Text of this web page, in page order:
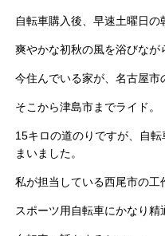
自転車購入後、早速土曜日の
爽やかな初秋の風を浴びなが
今住んでいる家が、名古屋市
そこから津島市までライド。
15キロの道のりですが、自
まいました。
私が担当している西尾市の
スポーツ用自転車にかなり精